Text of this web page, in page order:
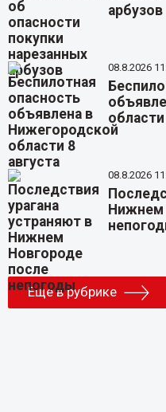
арбузов
08.8.2026
области
08.8.2026
Нижнем
Еще в рубрике